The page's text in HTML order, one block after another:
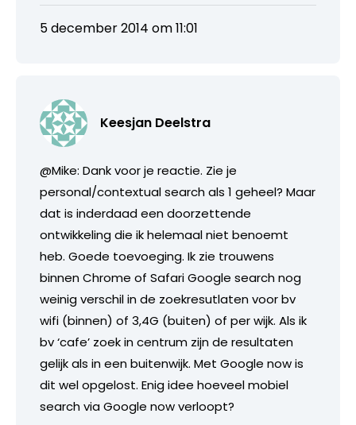
5 december 2014 om 11:01
Keesjan Deelstra
@Mike: Dank voor je reactie. Zie je
personal/contextual search als 1 geheel? Maar
dat is inderdaad een doorzettende
ontwikkeling die ik helemaal niet benoemt
heb. Goede toevoeging. Ik zie trouwens
binnen Chrome of Safari Google search nog
weinig verschil in de zoekresutlaten voor bv
wifi (binnen) of 3,4G (buiten) of per wijk. Als ik
bv ‘cafe’ zoek in centrum zijn de resultaten
gelijk als in een buitenwijk. Met Google now is
dit wel opgelost. Enig idee hoeveel mobiel
search via Google now verloopt?